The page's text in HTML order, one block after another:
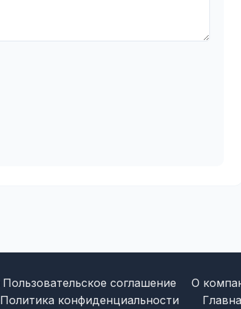
Пользовательское соглашение
Политика конфиденциальности
О